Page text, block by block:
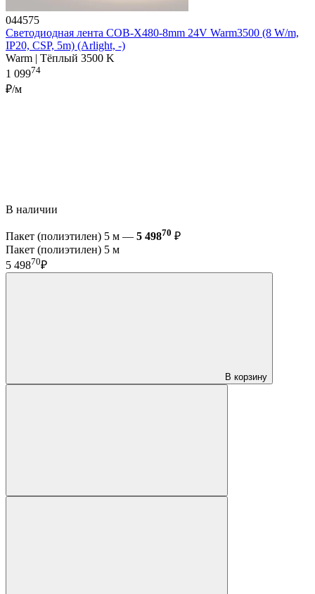
044575
Светодиодная лента COB-X480-8mm 24V Warm3500 (8 W/m,
IP20, CSP, 5m) (Arlight, -)
Warm | Тёплый 3500 K
1 09974
₽/м
В наличии
Пакет (полиэтилен) 5 м — 5 49870 ₽
Пакет (полиэтилен) 5 м
5 49870₽
В корзину